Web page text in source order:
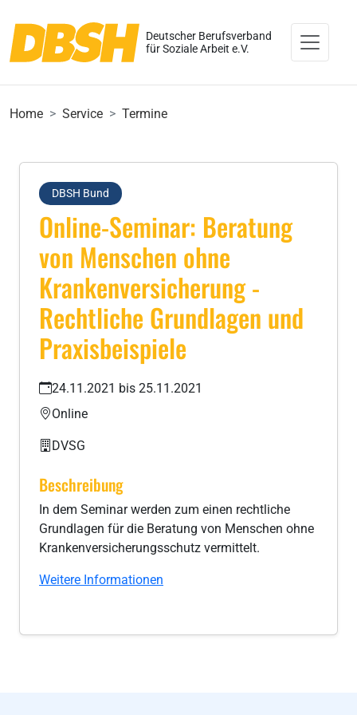
Deutscher Berufsverband
für Soziale Arbeit e.V.
Home Service Termine
DBSH Bund
Online-Seminar: Beratung
von Menschen ohne
Krankenversicherung -
Rechtliche Grundlagen und
Praxisbeispiele
24.11.2021 bis 25.11.2021
Online
DVSG
Beschreibung
In dem Seminar werden zum einen rechtliche
Grundlagen für die Beratung von Menschen ohne
Krankenversicherungsschutz vermittelt.
Weitere Informationen